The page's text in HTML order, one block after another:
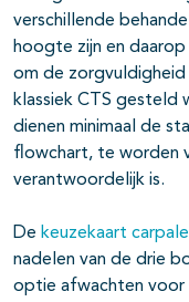
verschillende
hoogte zijn en
om de zorgvuldigheid
klassiek CTS
dienen minimaal de
flowchart, te worden
verantwoordelijk is.
De keuzekaart
nadelen van de drie
optie afwachten voor